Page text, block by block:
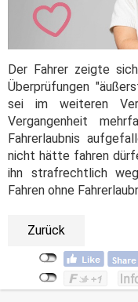
Der Fahrer zeigte
Überprüfungen
sei im weiteren
Vergangenheit
Fahrerlaubnis
nicht hätte fahren
ihn strafrechtlich
Fahren ohne
Zurück